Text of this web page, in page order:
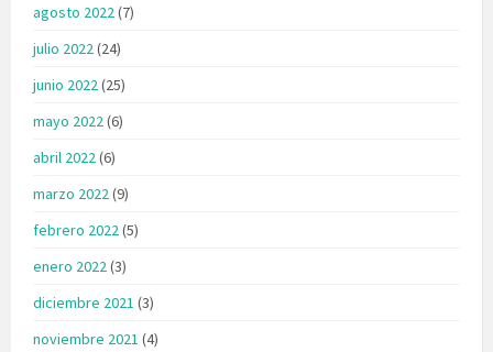
agosto 2022(7)
julio 2022(24)
junio 2022(25)
mayo 2022(6)
abril 2022(6)
marzo 2022(9)
febrero 2022(5)
enero 2022(3)
diciembre 2021 (3)
noviembre 2021 (4)